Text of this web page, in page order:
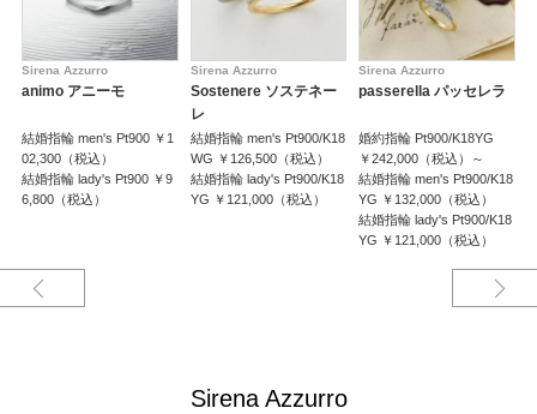
そんな女性に向けて発信される、個性的で魅力的なセイレーン アズーロに
は、都会を泳ぐしなやかさと、自身あふれる女性でありたいという意味が込
められています。
※センターダイヤの価格を含みます。
※リングの材質やダイヤモンドのサイズにより価格が異なります。
Sirena Azzurro
animo アニーモ
結婚指輪 men's Pt900 ￥1
02,300（税込）
結婚指輪 lady's Pt900 ￥9
6,800（税込）
Sirena Azzurro
Sostenere ソステネー
レ
結婚指輪 men's Pt900/K18
WG ￥126,500（税込）
結婚指輪 lady's Pt900/K18
YG ￥121,000（税込）
Sirena Azzurro
passerella パッセレラ
婚約指輪 Pt900/K18YG
￥242,000（税込）～
結婚指輪 men's Pt900/K18
YG ￥132,000（税込）
結婚指輪 lady's Pt900/K18
YG ￥121,000（税込）
Sirena Azzurro